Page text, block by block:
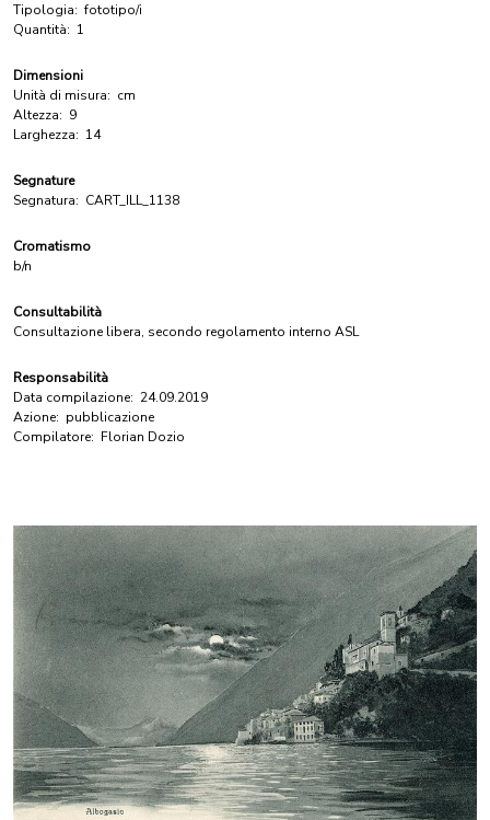
Tipologia: fototipo/i
Quantità: 1
Dimensioni
Unità di misura: cm
Altezza: 9
Larghezza: 14
Segnature
Segnatura: CART_ILL_1138
Cromatismo
b/n
Consultabilità
Consultazione libera, secondo regolamento interno ASL
Responsabilità
Data compilazione: 24.09.2019
Azione: pubblicazione
Compilatore: Florian Dozio